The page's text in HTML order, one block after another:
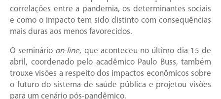
correlações entre a pandemia, os determinantes sociais
e como o impacto tem sido distinto com consequências
mais duras aos menos favorecidos.
O seminário on-line, que aconteceu no último dia 15 de
abril, coordenado pelo acadêmico Paulo Buss, também
trouxe visões a respeito dos impactos econômicos sobre
o futuro do sistema de saúde pública e projetou visões
para um cenário pós-pandêmico.